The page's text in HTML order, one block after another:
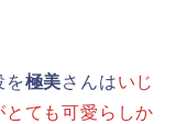
を極美さんはいじ
ても可愛らしか